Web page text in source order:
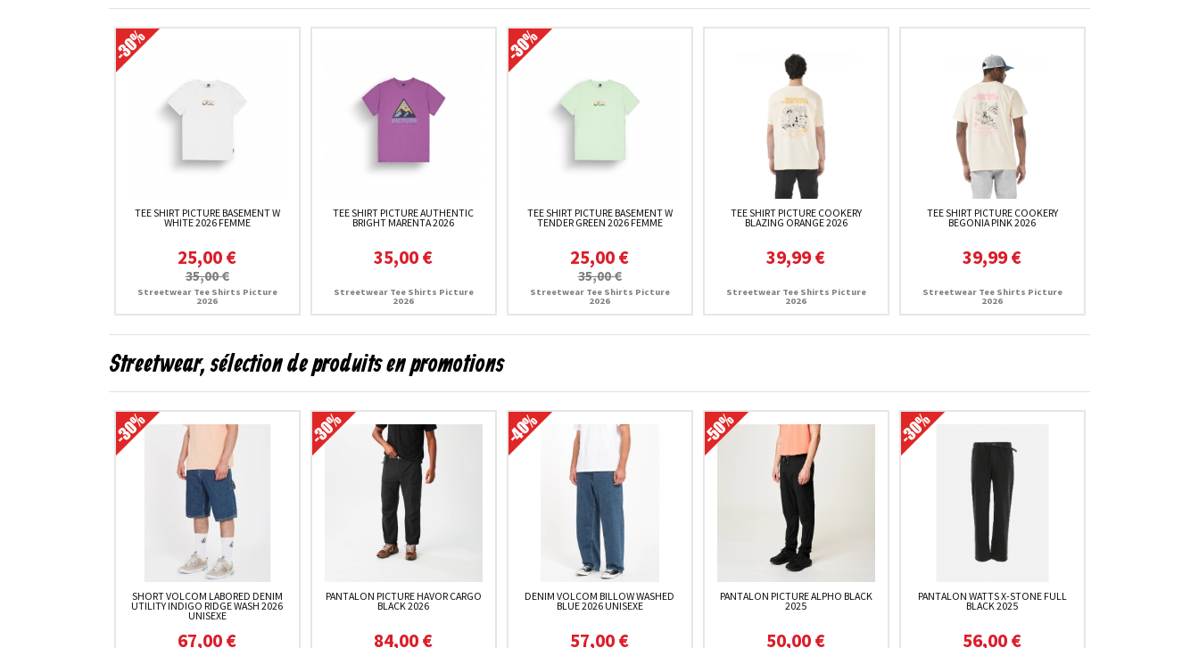
TEE SHIRT PICTURE BASEMENT W
WHITE 2026 FEMME
25,00 €
35,00 €
Streetwear Tee Shirts Picture
2026
TEE SHIRT PICTURE AUTHENTIC
BRIGHT MARENTA 2026
35,00 €
Streetwear Tee Shirts Picture
2026
TEE SHIRT PICTURE BASEMENT W
TENDER GREEN 2026 FEMME
25,00 €
35,00 €
Streetwear Tee Shirts Picture
2026
TEE SHIRT PICTURE COOKERY
BLAZING ORANGE 2026
39,99 €
Streetwear Tee Shirts Picture
2026
TEE SHIRT PICTURE COOKERY
BEGONIA PINK 2026
39,99 €
Streetwear Tee Shirts Picture
2026
Streetwear, sélection de produits en promotions
SHORT VOLCOM LABORED DENIM
UTILITY INDIGO RIDGE WASH 2026
UNISEXE
67,00 €
PANTALON PICTURE HAVOR CARGO
BLACK 2026
84,00 €
DENIM VOLCOM BILLOW WASHED
BLUE 2026 UNISEXE
57,00 €
PANTALON PICTURE ALPHO BLACK
2025
50,00 €
PANTALON WATTS X-STONE FULL
BLACK 2025
56,00 €